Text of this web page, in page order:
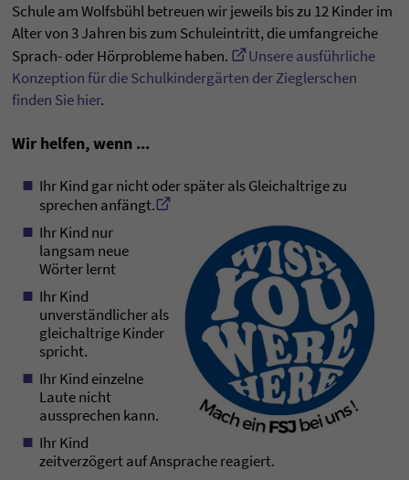
Schule am Wolfsbühl betreuen wir jeweils bis zu 12 Kinder im
Alter von 3 Jahren bis zum Schuleintritt, die umfangreiche
Sprach- oder Hörprobleme haben.
Unsere ausführliche
Konzeption für die Schulkindergärten der Zieglerschen
finden Sie hier.
Wir helfen, wenn ...
Ihr Kind gar nicht oder später als Gleichaltrige zu
sprechen anfängt.
Ihr Kind nur
langsam neue
Wörter lernt
Ihr Kind
unverständlicher als
gleichaltrige Kinder
spricht.
Ihr Kind einzelne
Laute nicht
aussprechen kann.
Ihr Kind
zeitverzögert auf Ansprache reagiert.